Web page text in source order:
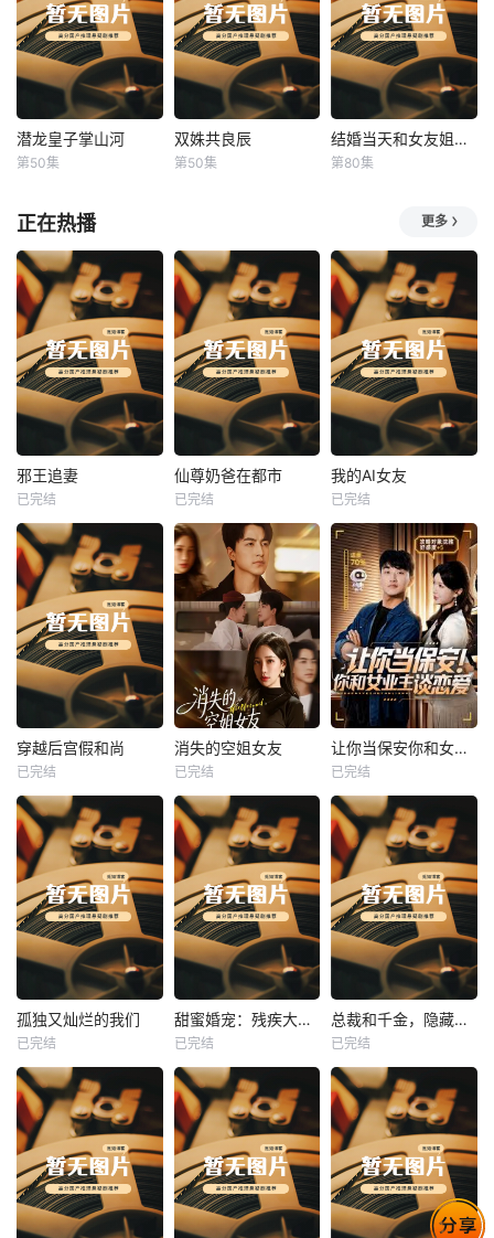
潜龙皇子掌山河
潜龙皇子掌山河
第50集
双姝共良辰
双姝共良辰
第50集
结婚当天和女友姐姐一起穿越了 结婚当天和女友姐姐一起穿越了
第80集
正在热播 更多
热播
邪王追妻
未知
邪王追妻
已完结
热播
未知
仙尊奶爸在都市
已完结
热播
我的AI女友
未知
我的AI女友
已完结
热播
未知
穿越后宫假和尚
已完结
热播
未知
消失的空姐女友
已完结
热播
未知
让你当保安你和女业主谈恋爱
已完结
热播
未知
孤独又灿烂的我们
已完结
热播
未知
甜蜜婚宠：残疾大佬夜夜撩
已完结
热播
未知
总裁和千金，隐藏身份闪婚了
已完结